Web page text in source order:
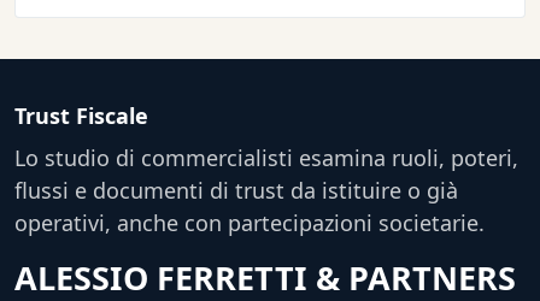
Trust Fiscale
Lo studio di commercialisti esamina ruoli, poteri,
flussi e documenti di trust da istituire o già
operativi, anche con partecipazioni societarie.
ALESSIO FERRETTI & PARTNERS